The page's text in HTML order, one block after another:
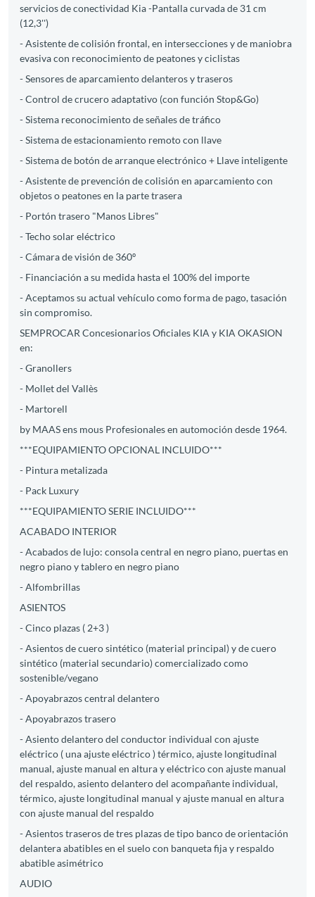
servicios de conectividad Kia -Pantalla curvada de 31 cm
(12,3'')
- Asistente de colisión frontal, en intersecciones y de maniobra
evasiva con reconocimiento de peatones y ciclistas
- Sensores de aparcamiento delanteros y traseros
- Control de crucero adaptativo (con función Stop&Go)
- Sistema reconocimiento de señales de tráfico
- Sistema de estacionamiento remoto con llave
- Sistema de botón de arranque electrónico + Llave inteligente
- Asistente de prevención de colisión en aparcamiento con
objetos o peatones en la parte trasera
- Portón trasero "Manos Libres"
- Techo solar eléctrico
- Cámara de visión de 360º
- Financiación a su medida hasta el 100% del importe
- Aceptamos su actual vehículo como forma de pago, tasación
sin compromiso.
SEMPROCAR Concesionarios Oficiales KIA y KIA OKASION
en:
- Granollers
- Mollet del Vallès
- Martorell
by MAAS ens mous Profesionales en automoción desde 1964.
***EQUIPAMIENTO OPCIONAL INCLUIDO***
- Pintura metalizada
- Pack Luxury
***EQUIPAMIENTO SERIE INCLUIDO***
ACABADO INTERIOR
- Acabados de lujo: consola central en negro piano, puertas en
negro piano y tablero en negro piano
- Alfombrillas
ASIENTOS
- Cinco plazas ( 2+3 )
- Asientos de cuero sintético (material principal) y de cuero
sintético (material secundario) comercializado como
sostenible/vegano
- Apoyabrazos central delantero
- Apoyabrazos trasero
- Asiento delantero del conductor individual con ajuste
eléctrico ( una ajuste eléctrico ) térmico, ajuste longitudinal
manual, ajuste manual en altura y eléctrico con ajuste manual
del respaldo, asiento delantero del acompañante individual,
térmico, ajuste longitudinal manual y ajuste manual en altura
con ajuste manual del respaldo
- Asientos traseros de tres plazas de tipo banco de orientación
delantera abatibles en el suelo con banqueta fija y respaldo
abatible asimétrico
AUDIO